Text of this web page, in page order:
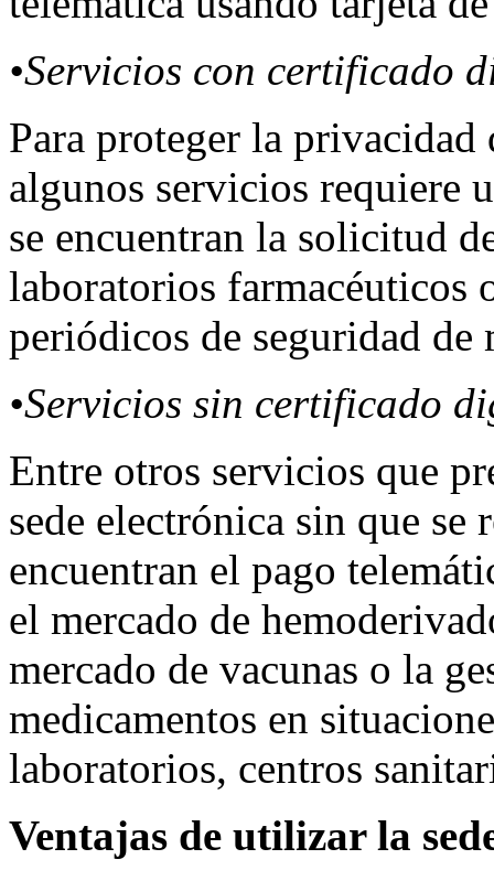
•Servicios con certificado
Para proteger la
algunos servicios requiere
se encuentran la solicitud
laboratorios farmacéuticos
periódicos de seguridad de
•Servicios sin certificado
Entre otros servicios que
sede electrónica sin que
encuentran el pago
el mercado de
mercado de vacunas o la
medicamentos en
laboratorios, centros
Ventajas de utilizar la